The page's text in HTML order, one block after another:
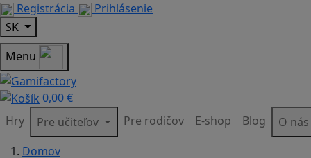
Registrácia
Prihlásenie
SK
Menu
0,00 €
Hry
Pre učiteľov Pre rodičov E-shop Blog
O nás
Domov